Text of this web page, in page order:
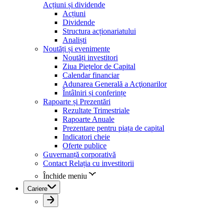
Acțiuni și dividende
Acțiuni
Dividende
Structura acționariatului
Analiști
Noutăți și evenimente
Noutăți investitori
Ziua Piețelor de Capital
Calendar financiar
Adunarea Generală a Acţionarilor
Întâlniri și conferințe
Rapoarte și Prezentări
Rezultate Trimestriale
Rapoarte Anuale
Prezentare pentru piața de capital
Indicatori cheie
Oferte publice
Guvernanță corporativă
Contact Relația cu investitorii
Închide meniu
Cariere